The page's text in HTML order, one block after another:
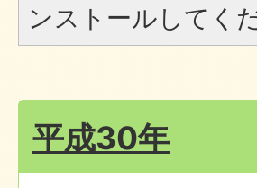
ンストールしてく
平成30年